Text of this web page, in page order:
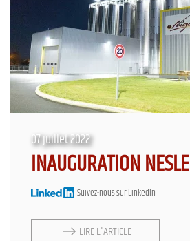
07 juillet 2022
INAUGURATION NESLE
Suivez-nous sur LinkedIn
LIRE L'ARTICLE